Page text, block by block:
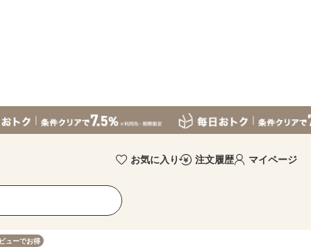
お気に入り 注文履歴 マイページ
ューでお得